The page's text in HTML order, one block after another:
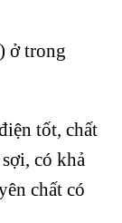
ở trong
tốt, chất
có khả
chất có